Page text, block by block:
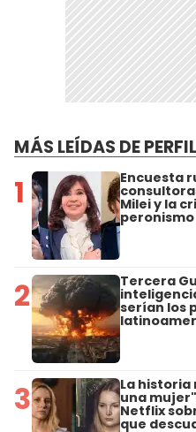
MÁS LEÍDAS DE PERFIL
1 Encuesta
Milei y la
peronismo
2 Tercera
serían los
3 La historia
una
Netflix
que